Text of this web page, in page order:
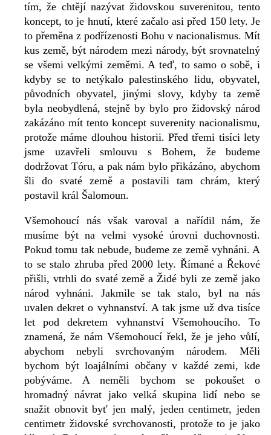
tím, že chtějí nazývat židovskou suverenitou, tento
koncept, to je hnutí, které začalo asi před 150 lety. Je
to přeměna z podřízenosti Bohu v nacionalismus. Mít
kus země, být národem mezi národy, být srovnatelný
se všemi velkými zeměmi. A teď, to samo o sobě, i
kdyby se to netýkalo palestinského lidu, obyvatel,
původních obyvatel, jinými slovy, kdyby ta země
byla neobydlená, stejně by bylo pro židovský národ
zakázáno mít tento koncept suverenity nacionalismu,
protože máme dlouhou historii. Před třemi tisíci lety
jsme uzavřeli smlouvu s Bohem, že budeme
dodržovat Tóru, a pak nám bylo přikázáno, abychom
šli do svaté země a postavili tam chrám, který
postavil král Šalomoun.
Všemohoucí nás však varoval a nařídil nám, že
musíme být na velmi vysoké úrovni duchovnosti.
Pokud tomu tak nebude, budeme ze země vyhnáni. A
to se stalo zhruba před 2000 lety. Římané a Řekové
přišli, vtrhli do svaté země a Židé byli ze země jako
národ vyhnáni. Jakmile se tak stalo, byl na nás
uvalen dekret o vyhnanství. A tak jsme už dva tisíce
let pod dekretem vyhnanství Všemohoucího. To
znamená, že nám Všemohoucí řekl, že je jeho vůlí,
abychom nebyli svrchovaným národem. Měli
bychom být loajálními občany v každé zemi, kde
pobýváme. A neměli bychom se pokoušet o
hromadný návrat jako velká skupina lidí nebo se
snažit obnovit byť jen malý, jeden centimetr, jeden
centimetr židovské svrchovanosti, protože to je jako